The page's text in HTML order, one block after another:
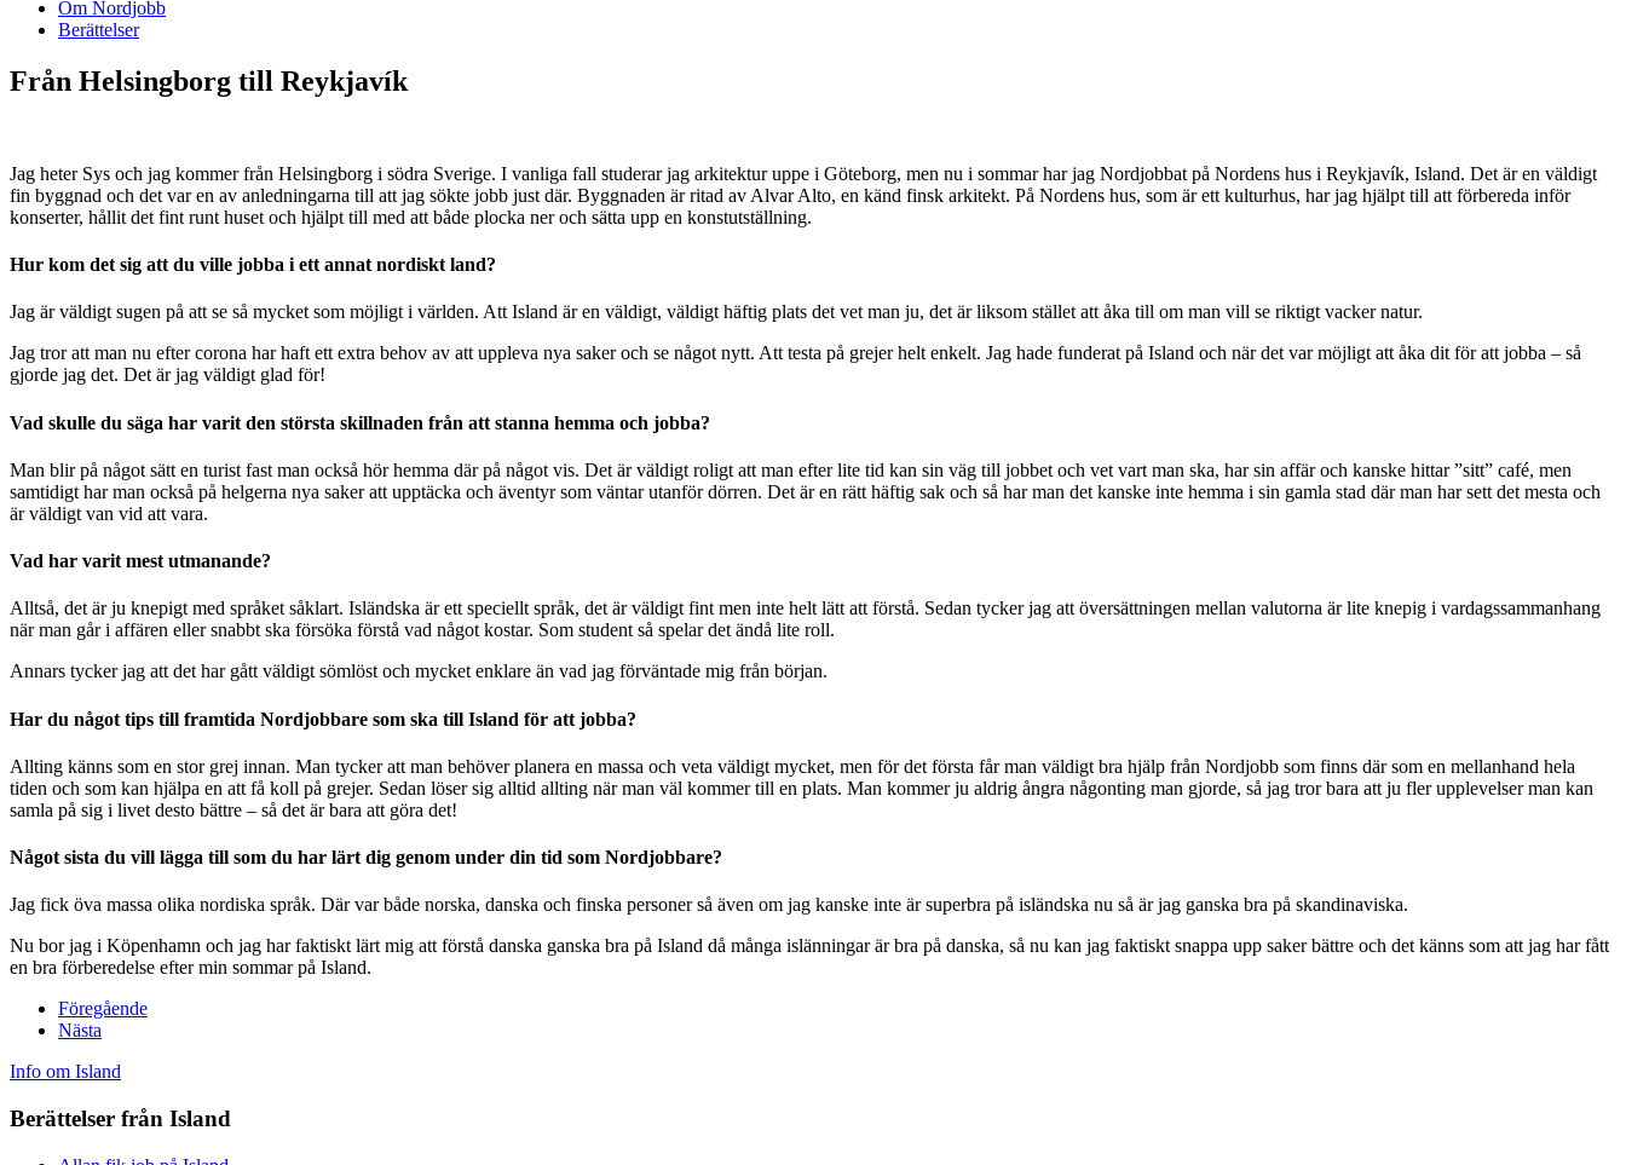
Om Nordjobb
Berättelser
Från Helsingborg till Reykjavík
Jag heter Sys och jag kommer från Helsingborg i södra Sverige. I vanliga fall studerar jag arkitektur uppe i Göteborg, men nu i sommar har jag Nordjobbat på Nordens hus i Reykjavík, Island. Det är en väldigt
fin byggnad och det var en av anledningarna till att jag sökte jobb just där. Byggnaden är ritad av Alvar Alto, en känd finsk arkitekt. På Nordens hus, som är ett kulturhus, har jag hjälpt till att förbereda inför
konserter, hållit det fint runt huset och hjälpt till med att både plocka ner och sätta upp en konstutställning.
Hur kom det sig att du ville jobba i ett annat nordiskt land?
Jag är väldigt sugen på att se så mycket som möjligt i världen. Att Island är en väldigt, väldigt häftig plats det vet man ju, det är liksom stället att åka till om man vill se riktigt vacker natur.
Jag tror att man nu efter corona har haft ett extra behov av att uppleva nya saker och se något nytt. Att testa på grejer helt enkelt. Jag hade funderat på Island och när det var möjligt att åka dit för att jobba – så
gjorde jag det. Det är jag väldigt glad för!
Vad skulle du säga har varit den största skillnaden från att stanna hemma och jobba?
Man blir på något sätt en turist fast man också hör hemma där på något vis. Det är väldigt roligt att man efter lite tid kan sin väg till jobbet och vet vart man ska, har sin affär och kanske hittar ”sitt” café, men
samtidigt har man också på helgerna nya saker att upptäcka och äventyr som väntar utanför dörren. Det är en rätt häftig sak och så har man det kanske inte hemma i sin gamla stad där man har sett det mesta och
är väldigt van vid att vara.
Vad har varit mest utmanande?
Alltså, det är ju knepigt med språket såklart. Isländska är ett speciellt språk, det är väldigt fint men inte helt lätt att förstå. Sedan tycker jag att översättningen mellan valutorna är lite knepig i vardagssammanhang
när man går i affären eller snabbt ska försöka förstå vad något kostar. Som student så spelar det ändå lite roll.
Annars tycker jag att det har gått väldigt sömlöst och mycket enklare än vad jag förväntade mig från början.
Har du något tips till framtida Nordjobbare som ska till Island för att jobba?
Allting känns som en stor grej innan. Man tycker att man behöver planera en massa och veta väldigt mycket, men för det första får man väldigt bra hjälp från Nordjobb som finns där som en mellanhand hela
tiden och som kan hjälpa en att få koll på grejer. Sedan löser sig alltid allting när man väl kommer till en plats. Man kommer ju aldrig ångra någonting man gjorde, så jag tror bara att ju fler upplevelser man kan
samla på sig i livet desto bättre – så det är bara att göra det!
Något sista du vill lägga till som du har lärt dig genom under din tid som Nordjobbare?
Jag fick öva massa olika nordiska språk. Där var både norska, danska och finska personer så även om jag kanske inte är superbra på isländska nu så är jag ganska bra på skandinaviska.
Nu bor jag i Köpenhamn och jag har faktiskt lärt mig att förstå danska ganska bra på Island då många islänningar är bra på danska, så nu kan jag faktiskt snappa upp saker bättre och det känns som att jag har fått
en bra förberedelse efter min sommar på Island.
Föregående
Nästa
Info om Island
Berättelser från Island